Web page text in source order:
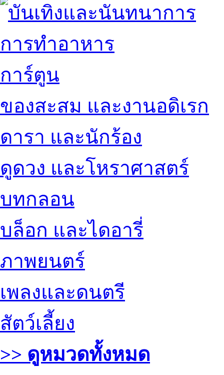
การทำอาหาร
การ์ตูน
ของสะสม และงานอดิเรก
ดารา และนักร้อง
ดูดวง และโหราศาสตร์
บทกลอน
บล็อก และไดอารี่
ภาพยนตร์
เพลงและดนตรี
สัตว์เลี้ยง
>> ดูหมวดทั้งหมด